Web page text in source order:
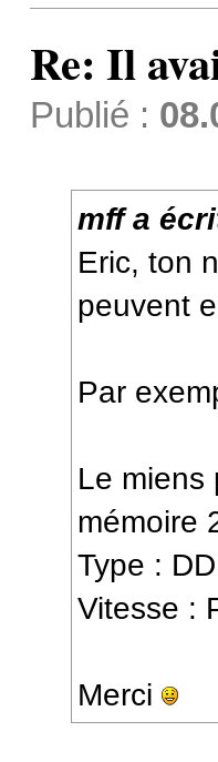
Re: Il
Publié :
mff a
Eric, ton
peuvent
Par
Le miens
mémoire
Type :
Vitesse :
Merci